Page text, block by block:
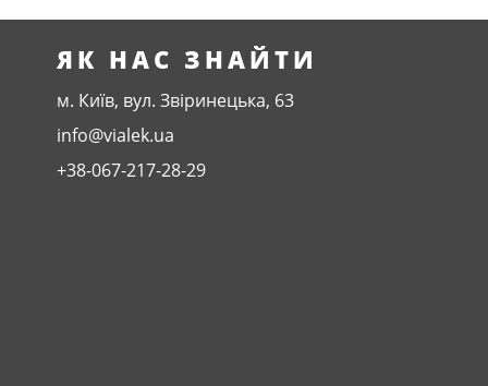
ЯК НАС ЗНАЙТИ
м. Київ, вул. Звіринецька, 63
info@vialek.ua
+38-067-217-28-29